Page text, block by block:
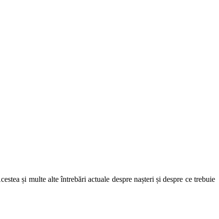
și multe alte întrebări actuale despre nașteri și despre ce trebuie